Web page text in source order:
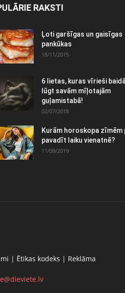
RAKSTI
Ļoti garšīgas un gaisīgas
pankūkas
18/11/2015
6 lietas, kuras vīrieši
lūgt savām mīļotajām
guļamistabā!
02/07/2018
Kurām horoskopa zīmēm
pavadīt laiku vienatnē?
11/09/2019
| Ētikas kodeks | Reklāma